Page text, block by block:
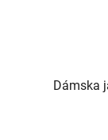
Dámska